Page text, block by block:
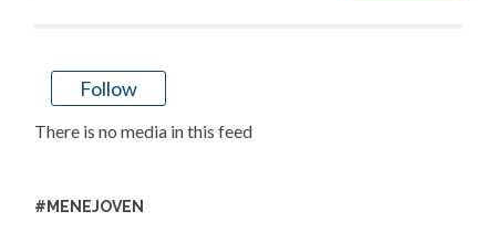
Follow
There is no media in this feed
#MENEJOVEN